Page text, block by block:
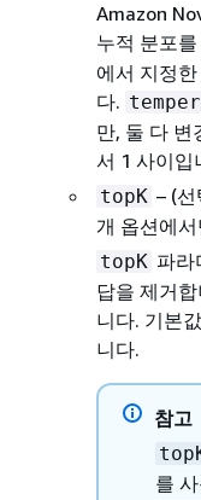
Amazon
누적 분포
에서 지정
다.
만, 둘 다 변
서 1 사이입
topK – (
개 옵션에
topK 파라
답을 제거
니다. 기본
니다.
참고
를